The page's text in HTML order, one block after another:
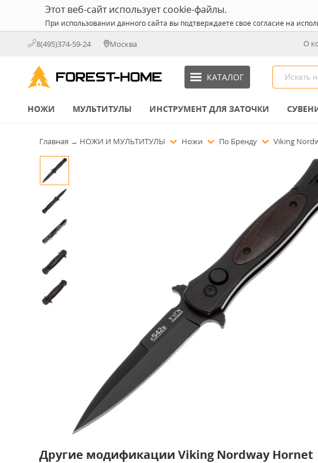
Этот веб-сайт использует cookie-файлы.
При использовании данного сайта вы подтверждаете свое согласие на
8(495)374-59-24 Москва О
КАТАЛОГ
НОЖИ МУЛЬТИТУЛЫ ИНСТРУМЕНТ ДЛЯ ЗАТОЧКИ
Главная → НОЖИ И МУЛЬТИТУЛЫ Ножи По Бренду Viking
Другие модификации Viking Nordway Hornet